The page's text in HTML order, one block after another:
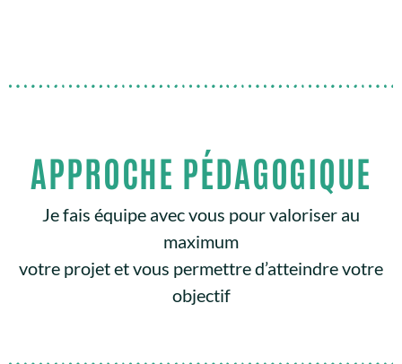
APPROCHE PÉDAGOGIQUE
Je fais équipe avec vous pour valoriser au
maximum
votre projet et vous permettre d’atteindre votre
objectif